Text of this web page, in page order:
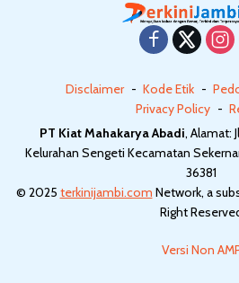
Disclaimer Kode Etik
Privacy Policy
PT Kiat Mahakarya Abadi, Alamat:
Kelurahan Sengeti Kecamatan
36381
© 2025 terkinijambi.com Network, a
Right
Versi Non